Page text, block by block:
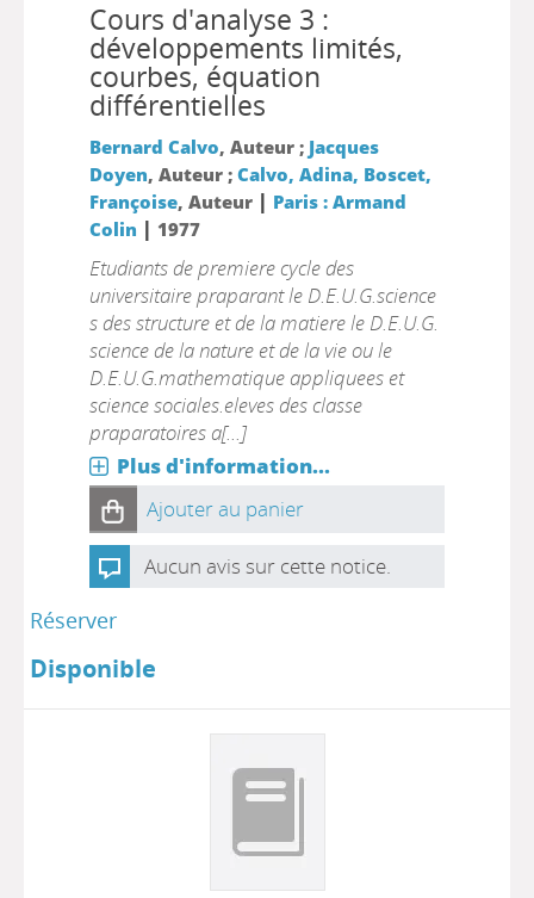
Cours d'analyse 3 :
développements limités,
courbes, équation
différentielles
Bernard Calvo, Auteur ; Jacques
Doyen, Auteur ; Calvo, Adina, Boscet,
Françoise, Auteur | Paris : Armand
Colin | 1977
Etudiants de premiere cycle des
universitaire praparant le D.E.U.G.science
s des structure et de la matiere le D.E.U.G.
science de la nature et de la vie ou le
D.E.U.G.mathematique appliquees et
science sociales.eleves des classe
praparatoires a[...]
Plus d'information...
Ajouter au panier
Aucun avis sur cette notice.
Réserver
Disponible